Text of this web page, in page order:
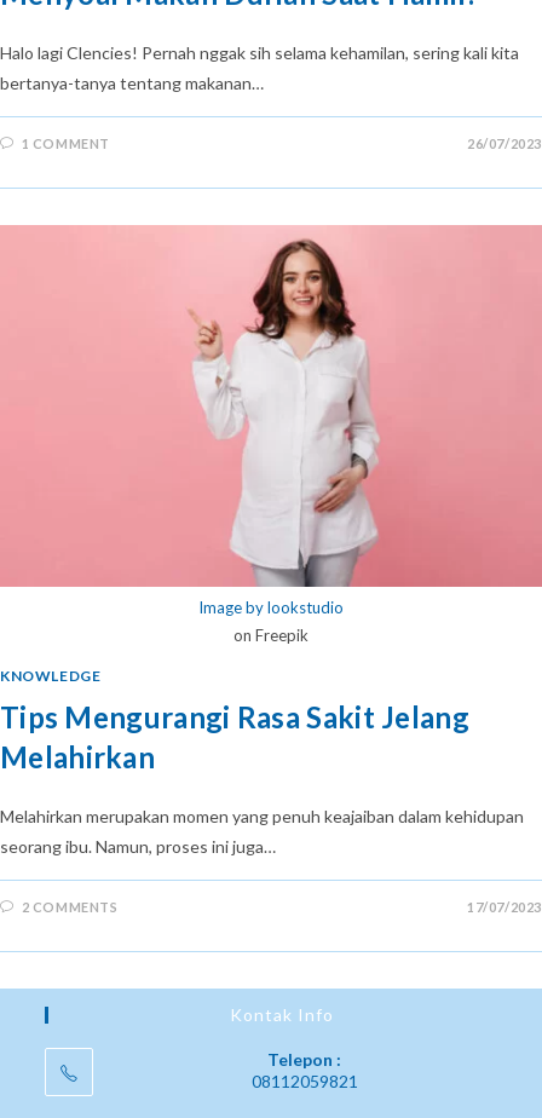
Halo lagi Clencies! Pernah nggak sih selama kehamilan, sering kali kita
bertanya-tanya tentang makanan…
1 COMMENT 26/07/2023
Image by lookstudio
on Freepik
KNOWLEDGE
Tips Mengurangi Rasa Sakit Jelang
Melahirkan
Melahirkan merupakan momen yang penuh keajaiban dalam kehidupan
seorang ibu. Namun, proses ini juga…
2 COMMENTS 17/07/2023
Kontak Info
Telepon :
08112059821